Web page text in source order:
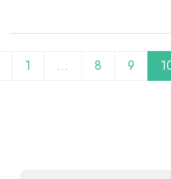
1 … 8 9